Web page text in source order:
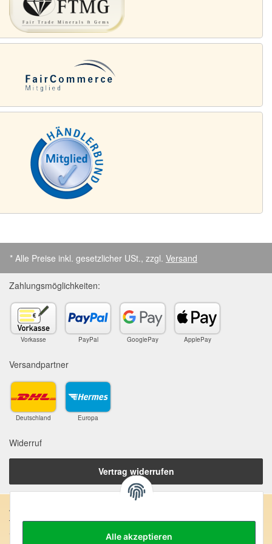
Alle akzeptieren
* Alle Preise inkl. gesetzlicher USt., zzgl. Versand
Zahlungsmöglichkeiten:
Vorkasse PayPal GooglePay ApplePay
Versandpartner
Deutschland Europa
Widerruf
Vertrag widerrufen
Anschrift:
SteinZeitOase